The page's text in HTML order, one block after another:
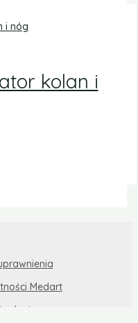
kolan i
Medart
dostawy